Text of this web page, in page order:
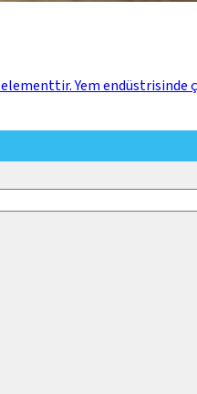
Yem endüstrisinde